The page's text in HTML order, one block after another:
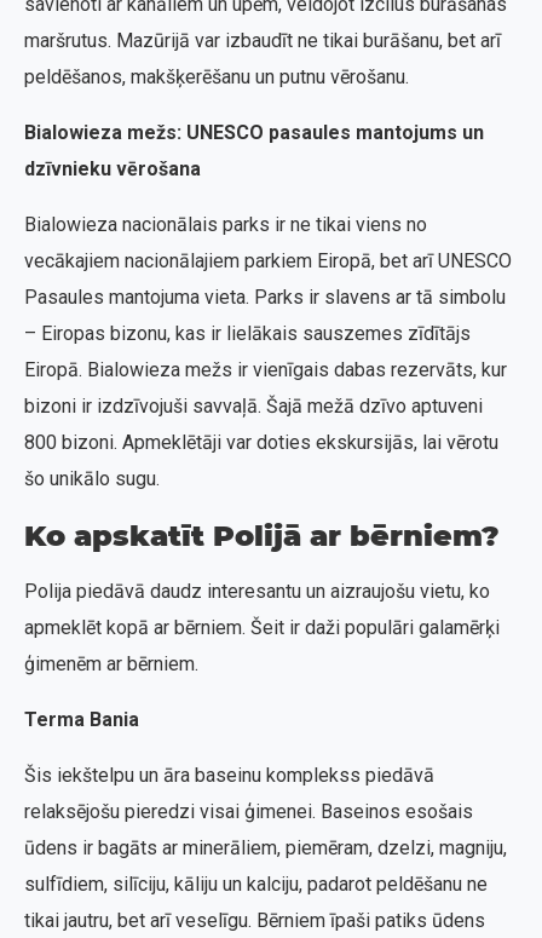
maršrutus. Mazūrijā var izbaudīt ne tikai burāšanu, bet arī
peldēšanos, makšķerēšanu un putnu vērošanu.
Bialowieza mežs: UNESCO pasaules mantojums un
dzīvnieku vērošana
Bialowieza nacionālais parks ir ne tikai viens no
vecākajiem nacionālajiem parkiem Eiropā, bet arī UNESCO
Pasaules mantojuma vieta. Parks ir slavens ar tā simbolu
– Eiropas bizonu, kas ir lielākais sauszemes zīdītājs
Eiropā. Bialowieza mežs ir vienīgais dabas rezervāts, kur
bizoni ir izdzīvojuši savvaļā. Šajā mežā dzīvo aptuveni
800 bizoni. Apmeklētāji var doties ekskursijās, lai vērotu
šo unikālo sugu.
Ko apskatīt Polijā ar bērniem?
Polija piedāvā daudz interesantu un aizraujošu vietu, ko
apmeklēt kopā ar bērniem. Šeit ir daži populāri galamērķi
ģimenēm ar bērniem.
Terma Bania
Šis iekštelpu un āra baseinu komplekss piedāvā
relaksējošu pieredzi visai ģimenei. Baseinos esošais
ūdens ir bagāts ar minerāliem, piemēram, dzelzi, magniju,
sulfīdiem, silīciju, kāliju un kalciju, padarot peldēšanu ne
tikai jautru, bet arī veselīgu. Bērniem īpaši patiks ūdens